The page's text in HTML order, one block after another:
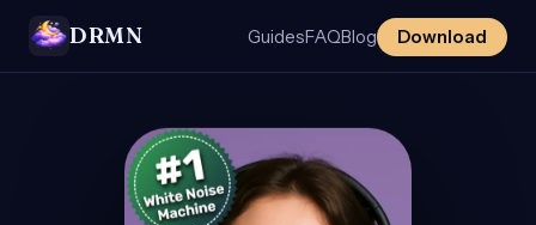
DRMN GuidesFAQBlog Download